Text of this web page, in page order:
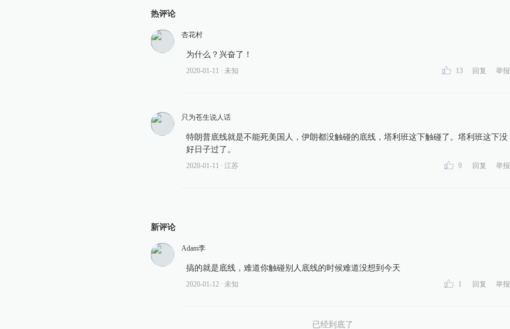
热评论
杏花村
为什么？兴奋了！
2020-01-11 ∙ 未知 13 回复 举报
只为苍生说人话
特朗普底线就是不能死美国人，伊朗都没触碰的底线，塔利班这下触碰了。塔利班这下没
好日子过了。
2020-01-11 ∙ 江苏 9 回复 举报
新评论
Adam李
搞的就是底线，难道你触碰别人底线的时候难道没想到今天
2020-01-12 ∙ 未知 1 回复 举报
已经到底了